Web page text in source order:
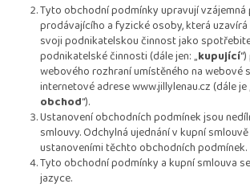
Tyto obchodní podmínky upravují
prodávajícího a fyzické osoby, která
svoji podnikatelskou činnost jako
podnikatelské činnosti (dále jen: „kupující
webového rozhraní umístěného na webové
internetové adrese www.jillylenau.cz (dále je
obchod“).
Ustanovení obchodních podmínek jsou
smlouvy. Odchylná ujednání v kupní
ustanoveními těchto obchodních podmínek.
Tyto obchodní podmínky a kupní smlouva
jazyce.